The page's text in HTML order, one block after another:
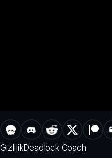
GizlilikDeadlock Coach